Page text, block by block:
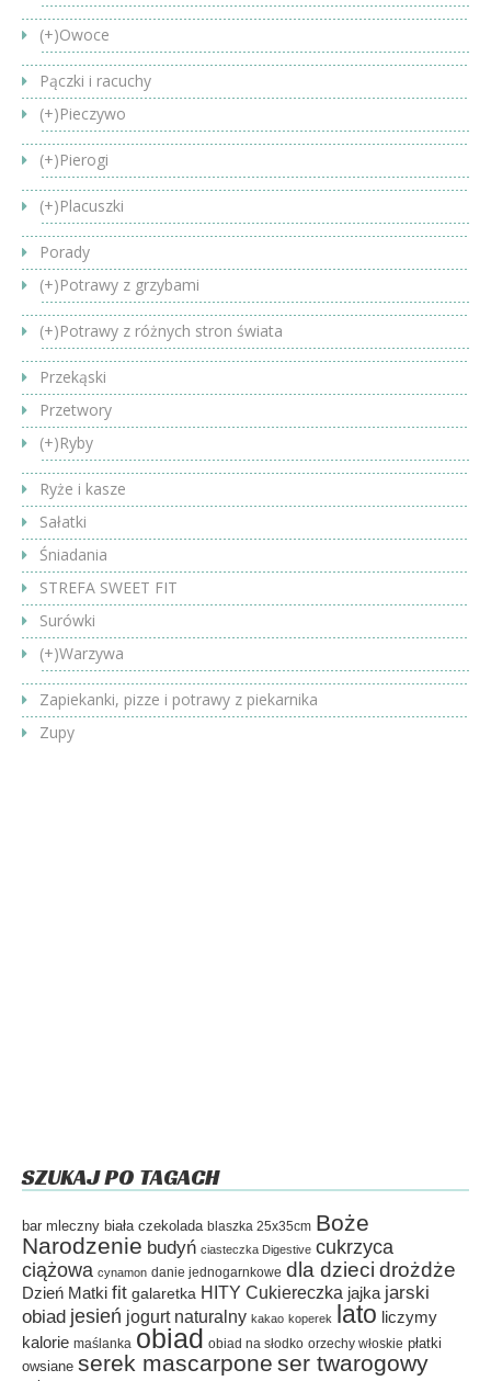
(+)Owoce
Pączki i racuchy
(+)Pieczywo
(+)Pierogi
(+)Placuszki
Porady
(+)Potrawy z grzybami
(+)Potrawy z różnych stron świata
Przekąski
Przetwory
(+)Ryby
Ryże i kasze
Sałatki
Śniadania
STREFA SWEET FIT
Surówki
(+)Warzywa
Zapiekanki, pizze i potrawy z piekarnika
Zupy
SZUKAJ PO TAGACH
bar mleczny biała czekolada blaszka 25x35cm Boże
Narodzenie budyń ciasteczka Digestive cukrzyca
ciążowa cynamon danie jednogarnkowe dla dzieci drożdże
Dzień Matki fit galaretka HITY Cukiereczka jajka jarski
obiad jesień jogurt naturalny kakao koperek lato liczymy
kalorie maślanka obiad obiad na słodko orzechy włoskie płatki
owsiane serek mascarpone ser twarogowy